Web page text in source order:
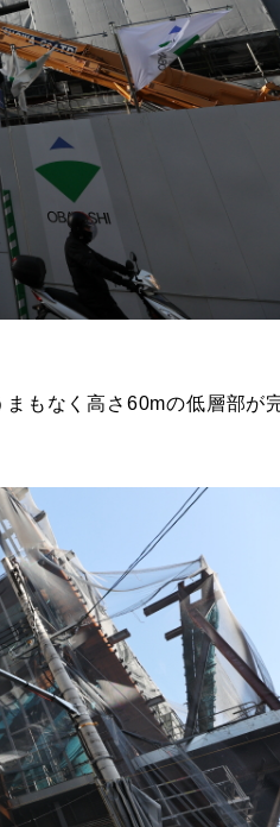
もなく高さ60mの低層部が